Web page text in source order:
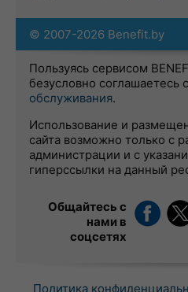
© 2007-2026 Benefit.by
Пользуясь сервисом
безусловно соглашаетесь с
обслуживания.
Использование и
сайта возможно только с
администрации и с
гиперссылки на данный
Общайтесь с
нами в
соцсетях
Политика